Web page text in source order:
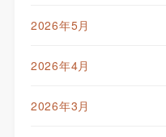
2026年5月
2026年4月
2026年3月